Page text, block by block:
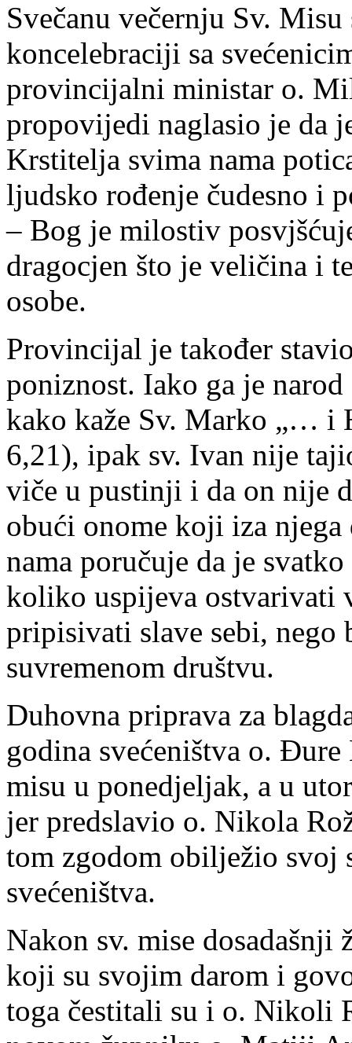
Svečanu večernju Sv.
koncelebraciji sa
provincijalni ministar o.
propovijedi naglasio je da
Krstitelja svima nama
ljudsko rođenje čudesno i
– Bog je milostiv
dragocjen što je veličina i
osobe.
Provincijal je također
poniznost. Iako ga je
kako kaže Sv. Marko „… i
6,21), ipak sv. Ivan nije
viče u pustinji i da on nije
obući onome koji iza
nama poručuje da je
koliko uspijeva ostvarivati
pripisivati slave sebi, nego
suvremenom društvu.
Duhovna priprava za
godina svećeništva o.
misu u ponedjeljak, a u
jer predslavio o. Nikola
tom zgodom obilježio svoj
svećeništva.
Nakon sv. mise
koji su svojim darom i
toga čestitali su i o. Nikoli